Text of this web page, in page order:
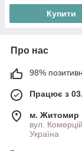
Купити
Про нас
98%
Працює з
м. Житомир
вул.
Україна